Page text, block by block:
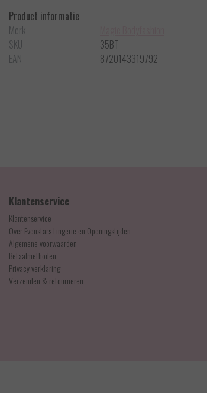
Product informatie
Merk
SKU
35BT
EAN
8720143319792
Klantenservice
Klantenservice
Over Evenstars Lingerie en Openingstijden
Algemene voorwaarden
Betaalmethoden
Privacy verklaring
Verzenden & retourneren